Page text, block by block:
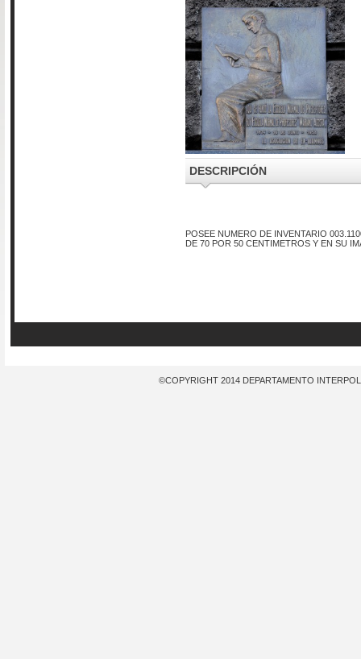
DESCRIPCIÓN
POSEE NUMERO DE INVENTARIO
DE 70 POR 50 CENTIMETROS Y EN SU
©COPYRIGHT 2014 DEPARTAMENTO